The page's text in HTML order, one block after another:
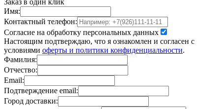
Заказ в один клик
Имя:
Контактный телефон:
Согласие на обработку персональных данных
Настоящим подтверждаю, что я ознакомлен и согласен с
условиями оферты и политики конфиденциальности.
Фамилия:
Отчество:
Email:
Подтверждение email:
Город доставки: